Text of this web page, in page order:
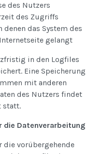
des Nutzers
des Zugriffs
denen das System des
gelangt
in den Logfiles
Eine Speicherung
mit anderen
des Nutzers findet
statt.
die Datenverarbeitung
die vorübergehende